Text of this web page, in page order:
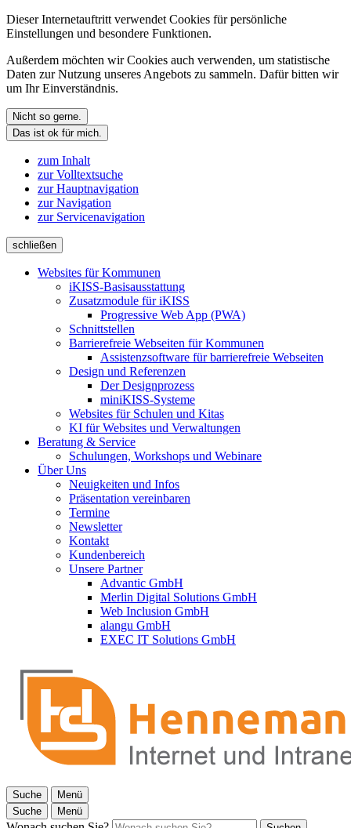
Dieser Internetauftritt verwendet Cookies für persönliche
Einstellungen und besondere Funktionen.
Außerdem möchten wir Cookies auch verwenden, um statistische
Daten zur Nutzung unseres Angebots zu sammeln. Dafür bitten wir
um Ihr Einverständnis.
Nicht so gerne.
Das ist ok für mich.
zum Inhalt
zur Volltextsuche
zur Hauptnavigation
zur Navigation
zur Servicenavigation
schließen
Websites für Kommunen
iKISS-Basisausstattung
Zusatzmodule für iKISS
Progressive Web App (PWA)
Schnittstellen
Barrierefreie Webseiten für Kommunen
Assistenzsoftware für barrierefreie Webseiten
Design und Referenzen
Der Designprozess
miniKISS-Systeme
Websites für Schulen und Kitas
KI für Websites und Verwaltungen
Beratung & Service
Schulungen, Workshops und Webinare
Über Uns
Neuigkeiten und Infos
Präsentation vereinbaren
Termine
Newsletter
Kontakt
Kundenbereich
Unsere Partner
Advantic GmbH
Merlin Digital Solutions GmbH
Web Inclusion GmbH
alangu GmbH
EXEC IT Solutions GmbH
Suche
Menü
Suche
Menü